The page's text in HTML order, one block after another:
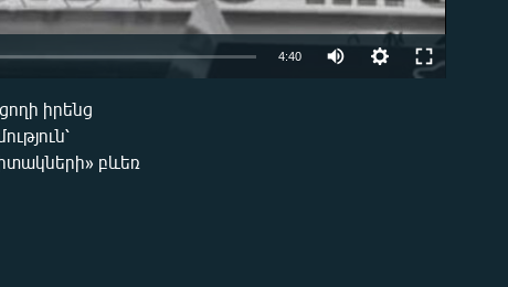
4:40
իրենց
բևեռ